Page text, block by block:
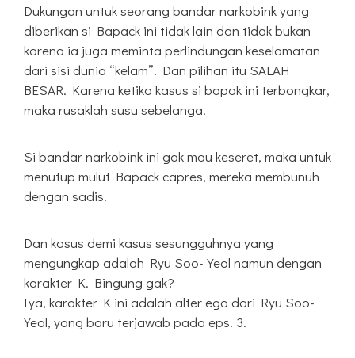
Dukungan untuk seorang bandar narkobink yang
diberikan si Bapack ini tidak lain dan tidak bukan
karena ia juga meminta perlindungan keselamatan
dari sisi dunia “kelam”. Dan pilihan itu SALAH
BESAR. Karena ketika kasus si bapak ini terbongkar,
maka rusaklah susu sebelanga.
Si bandar narkobink ini gak mau keseret, maka untuk
menutup mulut Bapack capres, mereka membunuh
dengan sadis!
Dan kasus demi kasus sesungguhnya yang
mengungkap adalah Ryu Soo-Yeol namun dengan
karakter K. Bingung gak?
Iya, karakter K ini adalah alter ego dari Ryu Soo-
Yeol, yang baru terjawab pada eps. 3.